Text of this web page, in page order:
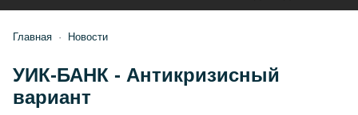
Главная Новости
УИК-БАНК - Антикризисный
вариант